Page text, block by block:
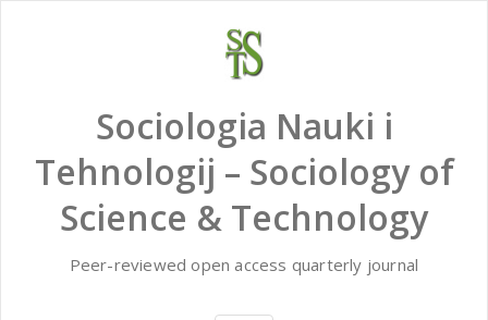
Sociologia Nauki i
Tehnologij – Sociology of
Science & Technology
Peer-reviewed open access quarterly journal